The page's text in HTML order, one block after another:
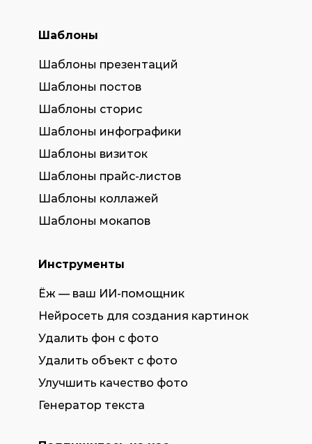
Шаблоны
Шаблоны презентаций
Шаблоны постов
Шаблоны сторис
Шаблоны инфографики
Шаблоны визиток
Шаблоны прайс-листов
Шаблоны коллажей
Шаблоны мокапов
Инструменты
Ёж — ваш ИИ-помощник
Нейросеть для создания картинок
Удалить фон с фото
Удалить объект с фото
Улучшить качество фото
Генератор текста